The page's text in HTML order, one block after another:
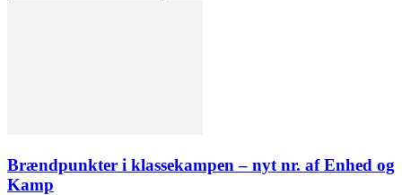
Brændpunkter i klassekampen – nyt nr. af Enhed og
Kamp